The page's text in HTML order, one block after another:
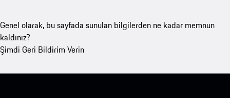
Genel olarak, bu sayfada sunulan bilgilerden ne kadar memnun
kaldınız?
Şimdi Geri Bildirim Verin